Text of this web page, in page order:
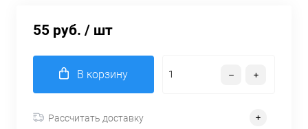
55 руб. / шт
В корзину
Рассчитать доставку